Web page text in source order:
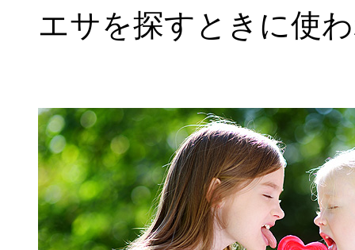
エサを探すときに使